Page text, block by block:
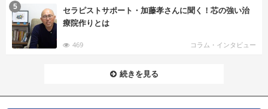
セラピストサポート・加藤孝さんに聞く！芯の強い治
療院作りとは
469 コラム・インタビュー
5
続きを見る